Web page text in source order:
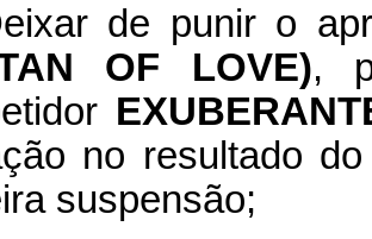
de punir o
OF LOVE),
no resultado
suspensão;